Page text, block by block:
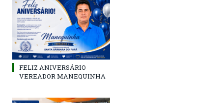
FELIZ ANIVERSÁRIO
VEREADOR MANEQUINHA